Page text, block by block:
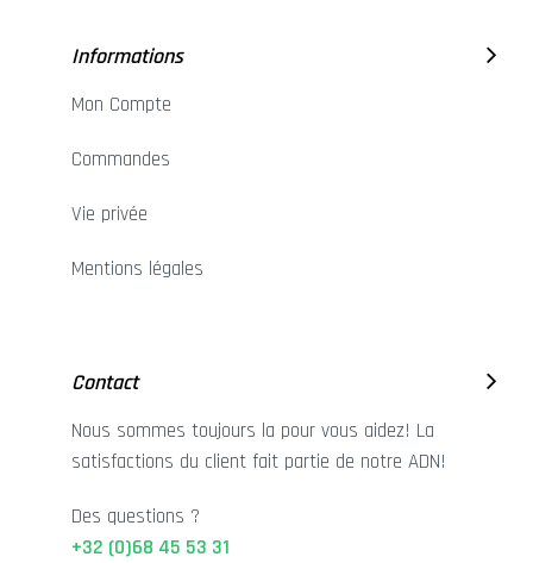
Informations
Mon Compte
Commandes
Vie privée
Mentions légales
Contact
Nous sommes toujours la pour vous aidez! La
satisfactions du client fait partie de notre ADN!
Des questions ?
+32 (0)68 45 53 31